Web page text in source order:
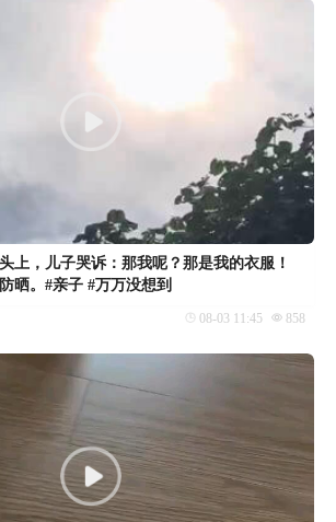
上，儿子哭诉：那我呢？那是我的衣服！
晒。#亲子 #万万没想到
08-03 11:45 858